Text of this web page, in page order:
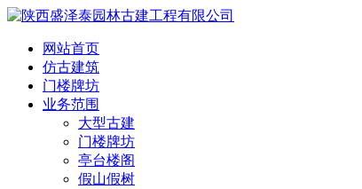
网站首页
仿古建筑
门楼牌坊
业务范围
大型古建
门楼牌坊
亭台楼阁
假山假树